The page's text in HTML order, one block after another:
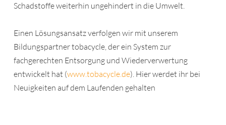
Schadstoffe weiterhin ungehindert in die Umwelt.
Einen Lösungsansatz verfolgen wir mit unserem
Bildungspartner tobacycle, der ein System zur
fachgerechten Entsorgung und Wiederverwertung
entwickelt hat (www.tobacycle.de). Hier werdet ihr bei
Neuigkeiten auf dem Laufenden gehalten